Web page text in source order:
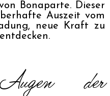
Bonaparte. Dieser
Auszeit vom
neue Kraft zu
der